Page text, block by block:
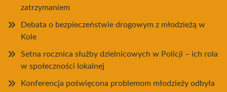
zatrzymaniem
Debata o bezpieczeństwie drogowym z młodzieżą w
Kole
Setna rocznica służby dzielnicowych w Policji – ich rola
w społeczności lokalnej
Konferencja poświęcona problemom młodzieży odbyła